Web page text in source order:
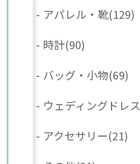
- アパレル・靴(129)
- 時計(90)
- バッグ・小物(69)
- ウェディングドレス
- アクセサリー(21)